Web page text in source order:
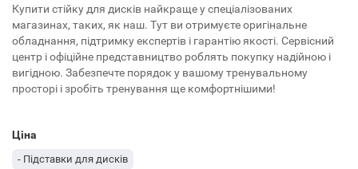
Купити стійку для дисків найкраще у спеціалізованих
магазинах, таких, як наш. Тут ви отримуєте оригінальне
обладнання, підтримку експертів і гарантію якості. Сервісний
центр і офіційне представництво роблять покупку надійною і
вигідною. Забезпечте порядок у вашому тренувальному
просторі і зробіть тренування ще комфортнішими!
Ціна
- Підставки для дисків